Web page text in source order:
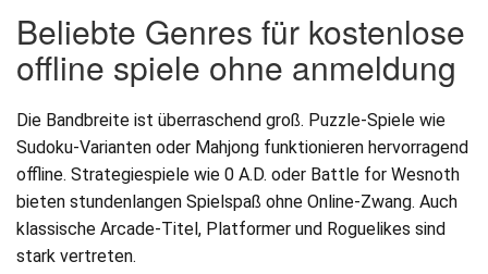
Beliebte Genres für kostenlose
offline spiele ohne anmeldung
Die Bandbreite ist überraschend groß. Puzzle-Spiele wie
Sudoku-Varianten oder Mahjong funktionieren hervorragend
offline. Strategiespiele wie 0 A.D. oder Battle for Wesnoth
bieten stundenlangen Spielspaß ohne Online-Zwang. Auch
klassische Arcade-Titel, Platformer und Roguelikes sind
stark vertreten.